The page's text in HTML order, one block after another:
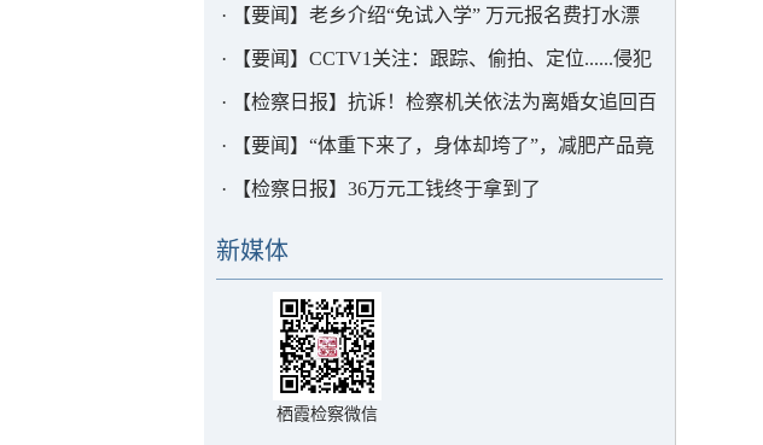
· 【要闻】老乡介绍“免试入学” 万元报名费打水漂
· 【要闻】CCTV1关注：跟踪、偷拍、定位......侵犯
公民隐私的“私家侦探”，判了！
· 【检察日报】抗诉！检察机关依法为离婚女追回百
万财产
· 【要闻】“体重下来了，身体却垮了”，减肥产品竟
含多种毒品成分
· 【检察日报】36万元工钱终于拿到了
新媒体
栖霞检察微信